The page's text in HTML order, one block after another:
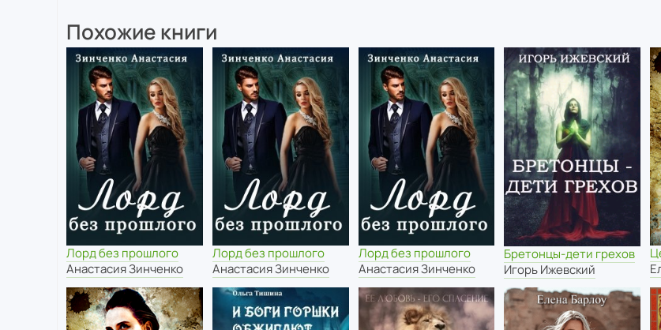
Похожие книги
Лорд без прошлого
Анастасия Зинченко
Лорд без прошлого
Анастасия Зинченко
Лорд без прошлого
Анастасия Зинченко
Бретонцы-дети грехов
Игорь Ижевский